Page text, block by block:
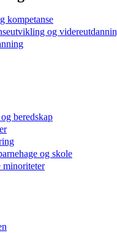
kompetanse
og
beredskap
og skole
minoriteter